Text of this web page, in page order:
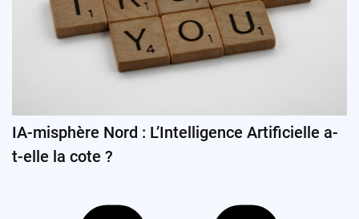
IA-misphère Nord : L’Intelligence Artificielle a-
t-elle la cote ?